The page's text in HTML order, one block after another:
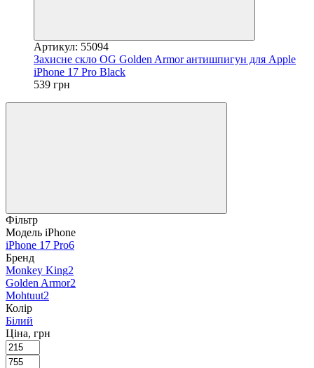
Артикул: 55094
Захисне скло OG Golden Armor антишпигун для Apple
iPhone 17 Pro Black
539 грн
Фільтр
Модель iPhone
iPhone 17 Pro6
Бренд
Monkey King2
Golden Armor2
Mohtuut2
Колір
Білий
Ціна, грн